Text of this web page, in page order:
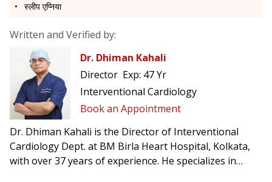
स्लीप एप्निया
Written and Verified by:
Dr. Dhiman Kahali
Director Exp: 47 Yr
Interventional Cardiology
Book an Appointment
Dr. Dhiman Kahali is the Director of Interventional
Cardiology Dept. at BM Birla Heart Hospital, Kolkata,
with over 37 years of experience. He specializes in